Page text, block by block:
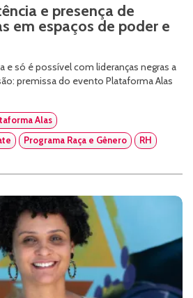
e presença de
em espaços de poder e
e só é possível com lideranças negras a
premissa do evento Plataforma Alas
Alas
Programa Raça e Gênero RH